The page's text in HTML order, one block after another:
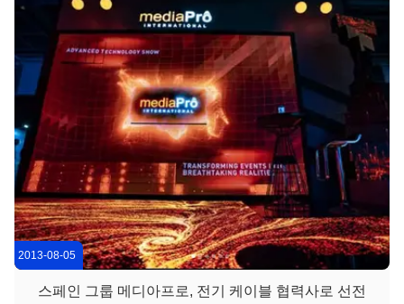
2013-08-05
스페인 그룹 메디아프로, 전기 케이블 협력사로 선전